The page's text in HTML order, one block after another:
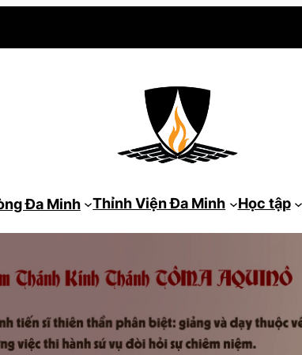
Đa Minh Thỉnh Viện Đa Minh Học tập